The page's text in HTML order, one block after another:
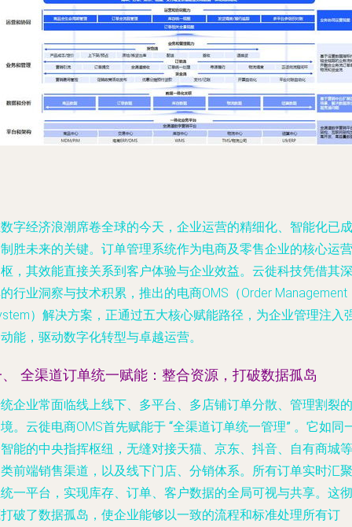
字经济浪潮席卷全球的今天，企业运营的精细化、智能化已成
胜未来的关键。订单管理系统作为电商及零售企业的核心运营
，其效能直接关系到客户体验与企业效益。云徙科技凭借其深
行业洞察与技术积累，推出的电商OMS（Order Management
）解决方案，正通过五大核心赋能路径，为企业管理注入
能，驱动数字化转型与卓越运营。
全渠道订单统一赋能：整合资源，打破数据孤岛
企业常面临线上线下、多平台、多店铺订单分散、管理割裂的
。云徙电商OMS首先赋能于 “全渠道订单统一管理” 。它如同
能的中央指挥枢纽，无缝对接天猫、京东、抖音、自有商城等
前端销售渠道，以及线下门店、分销体系。所有订单实时汇聚
一平台，实现库存、订单、客户数据的全局可视与共享。这彻
破了数据孤岛，使企业能够以一致的流程和标准处理所有订